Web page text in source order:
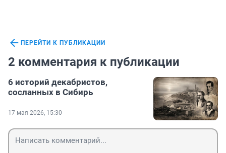
ПЕРЕЙТИ К ПУБЛИКАЦИИ
2 комментария к публикации
6 историй декабристов,
сосланных в Сибирь
17 мая 2026, 15:30